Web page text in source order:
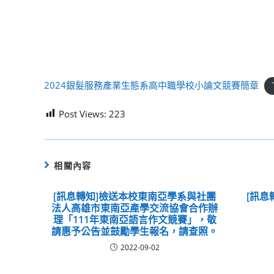
2024銀髮服務產業生態系高中職學校小論文競賽簡章
Post Views: 223
相關內容
[訊息轉知]檢送本校東南亞學系與社團
法人高雄市東南亞產學交流協會合作辦
理「111年東南亞語言作文競賽」，敬
請惠予公告並鼓勵學生報名，請查照。
2022-09-02
[訊息